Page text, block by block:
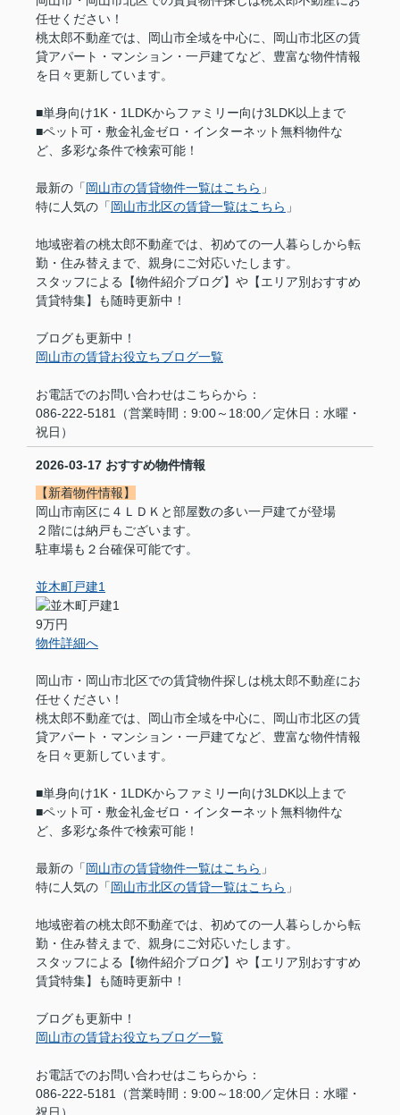
任せください！
桃太郎不動産では、岡山市全域を中心に、岡山市北区の賃
貸アパート・マンション・一戸建てなど、豊富な物件情報
を日々更新しています。
■単身向け1K・1LDKからファミリー向け3LDK以上まで
■ペット可・敷金礼金ゼロ・インターネット無料物件な
ど、多彩な条件で検索可能！
最新の「 岡山市の賃貸物件一覧はこちら 」
特に人気の「 岡山市北区の賃貸一覧はこちら 」
地域密着の桃太郎不動産では、初めての一人暮らしから転
勤・住み替えまで、親身にご対応いたします。
スタッフによる【物件紹介ブログ】や【エリア別おすすめ
賃貸特集】も随時更新中！
ブログも更新中！
岡山市の賃貸お役立ちブログ一覧
お電話でのお問い合わせはこちらから：
086-222-5181（営業時間：9:00～18:00／定休日：水曜・
祝日）
2026-03-17 おすすめ物件情報
【新着物件情報】
岡山市南区に４ＬＤＫと部屋数の多い一戸建てが登場
２階には納戸もございます。
駐車場も２台確保可能です。
並木町戸建1
9万円
物件詳細へ
岡山市・岡山市北区での賃貸物件探しは桃太郎不動産にお
任せください！
桃太郎不動産では、岡山市全域を中心に、岡山市北区の賃
貸アパート・マンション・一戸建てなど、豊富な物件情報
を日々更新しています。
■単身向け1K・1LDKからファミリー向け3LDK以上まで
■ペット可・敷金礼金ゼロ・インターネット無料物件な
ど、多彩な条件で検索可能！
最新の「 岡山市の賃貸物件一覧はこちら 」
特に人気の「 岡山市北区の賃貸一覧はこちら 」
地域密着の桃太郎不動産では、初めての一人暮らしから転
勤・住み替えまで、親身にご対応いたします。
スタッフによる【物件紹介ブログ】や【エリア別おすすめ
賃貸特集】も随時更新中！
ブログも更新中！
岡山市の賃貸お役立ちブログ一覧
お電話でのお問い合わせはこちらから：
086-222-5181（営業時間：9:00～18:00／定休日：水曜・